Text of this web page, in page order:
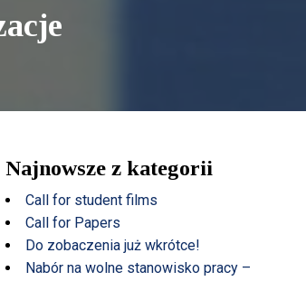
Najnowsze z kategorii
Call for student films
Call for Papers
Do zobaczenia już wkrótce!
Nabór na wolne stanowisko pracy –